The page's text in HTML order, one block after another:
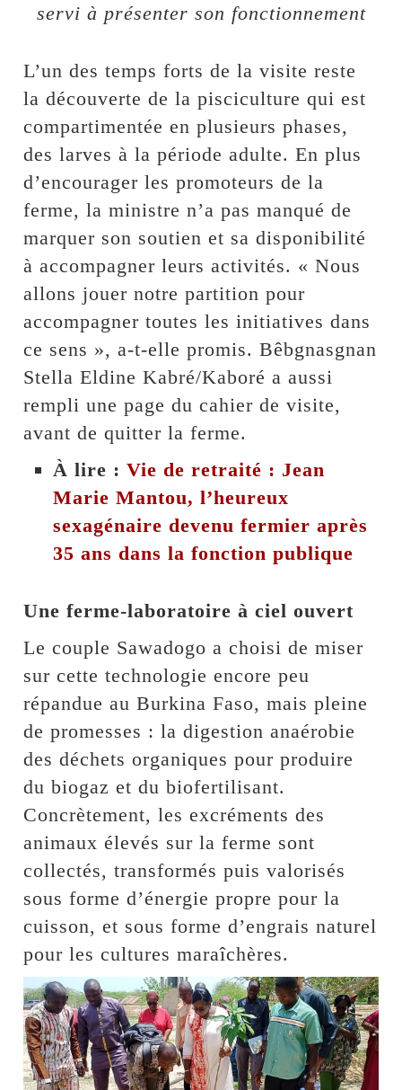
servi à présenter son fonctionnement
L’un des temps forts de la visite reste
la découverte de la pisciculture qui est
compartimentée en plusieurs phases,
des larves à la période adulte. En plus
d’encourager les promoteurs de la
ferme, la ministre n’a pas manqué de
marquer son soutien et sa disponibilité
à accompagner leurs activités. « Nous
allons jouer notre partition pour
accompagner toutes les initiatives dans
ce sens », a-t-elle promis. Bêbgnasgnan
Stella Eldine Kabré/Kaboré a aussi
rempli une page du cahier de visite,
avant de quitter la ferme.
À lire :Vie de retraité : Jean
Marie Mantou, l’heureux
sexagénaire devenu fermier après
35 ans dans la fonction publique
Une ferme-laboratoire à ciel ouvert
Le couple Sawadogo a choisi de miser
sur cette technologie encore peu
répandue au Burkina Faso, mais pleine
de promesses : la digestion anaérobie
des déchets organiques pour produire
du biogaz et du biofertilisant.
Concrètement, les excréments des
animaux élevés sur la ferme sont
collectés, transformés puis valorisés
sous forme d’énergie propre pour la
cuisson, et sous forme d’engrais naturel
pour les cultures maraîchères.